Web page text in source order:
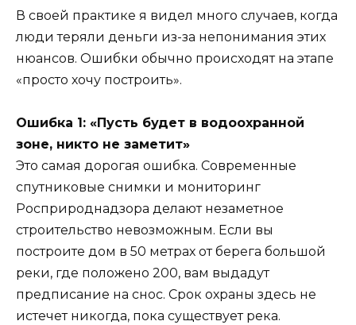
В своей практике я видел много случаев, когда
люди теряли деньги из-за непонимания этих
нюансов. Ошибки обычно происходят на этапе
«просто хочу построить».
Ошибка 1: «Пусть будет в водоохранной
зоне, никто не заметит»
Это самая дорогая ошибка. Современные
спутниковые снимки и мониторинг
Росприроднадзора делают незаметное
строительство невозможным. Если вы
построите дом в 50 метрах от берега большой
реки, где положено 200, вам выдадут
предписание на снос. Срок охраны здесь не
истечет никогда, пока существует река.